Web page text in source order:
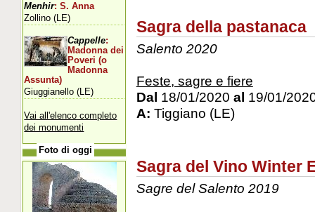
Sagra della pastanaca
Salento 2020
Feste, sagre e fiere
Dal 18/01/2020 al 19/01/
A: Tiggiano (LE)
Sagra del Vino Winter
Sagre del Salento 2019
Menhir: S. Anna
Zollino (LE)
Cappelle:
Madonna dei
Poveri (o
Madonna
Assunta)
Giuggianello (LE)
Vai all'elenco completo
dei monumenti
Foto di oggi